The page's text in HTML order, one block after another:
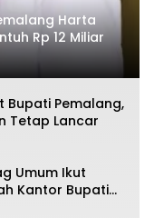
Harta
Rp 12 Miliar
Bupati Pemalang,
Tetap Lancar
Umum Ikut
Kantor Bupati